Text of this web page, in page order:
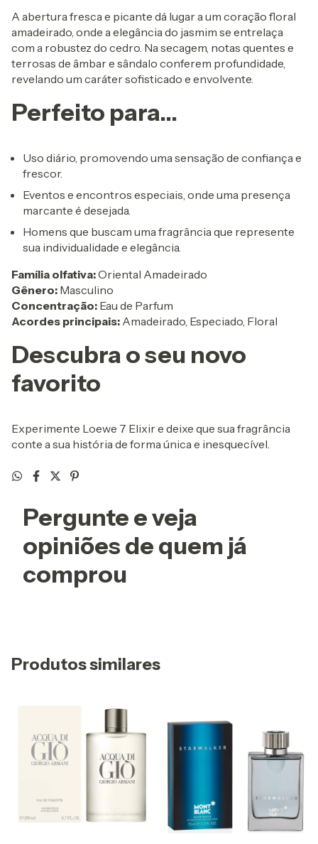
A abertura fresca e picante dá lugar a um coração floral
amadeirado, onde a elegância do jasmim se entrelaça
com a robustez do cedro. Na secagem, notas quentes e
terrosas de âmbar e sândalo conferem profundidade,
revelando um caráter sofisticado e envolvente.
Perfeito para...
Uso diário, promovendo uma sensação de confiança e
frescor.
Eventos e encontros especiais, onde uma presença
marcante é desejada.
Homens que buscam uma fragrância que represente
sua individualidade e elegância.
Família olfativa:Oriental Amadeirado
Gênero: Masculino
Concentração: Eau de Parfum
Acordes principais: Amadeirado, Especiado, Floral
Descubra o seu novo
favorito
Experimente Loewe 7 Elixir e deixe que sua fragrância
conte a sua história de forma única e inesquecível.
Pergunte e veja
opiniões de quem já
comprou
Produtos similares